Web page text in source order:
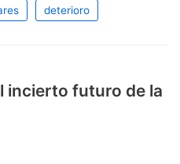
deterioro
incierto futuro de la